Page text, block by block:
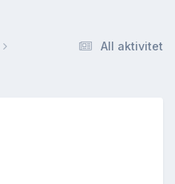
All aktivitet